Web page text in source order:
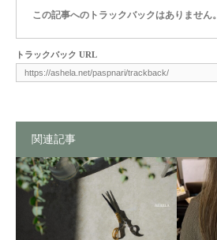
この記事へのトラックバックはありません。
トラックバック URL
関連記事